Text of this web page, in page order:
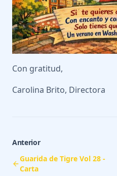
Con gratitud,
Carolina Brito, Directora
Anterior
Guarida de Tigre Vol 28 -
Carta